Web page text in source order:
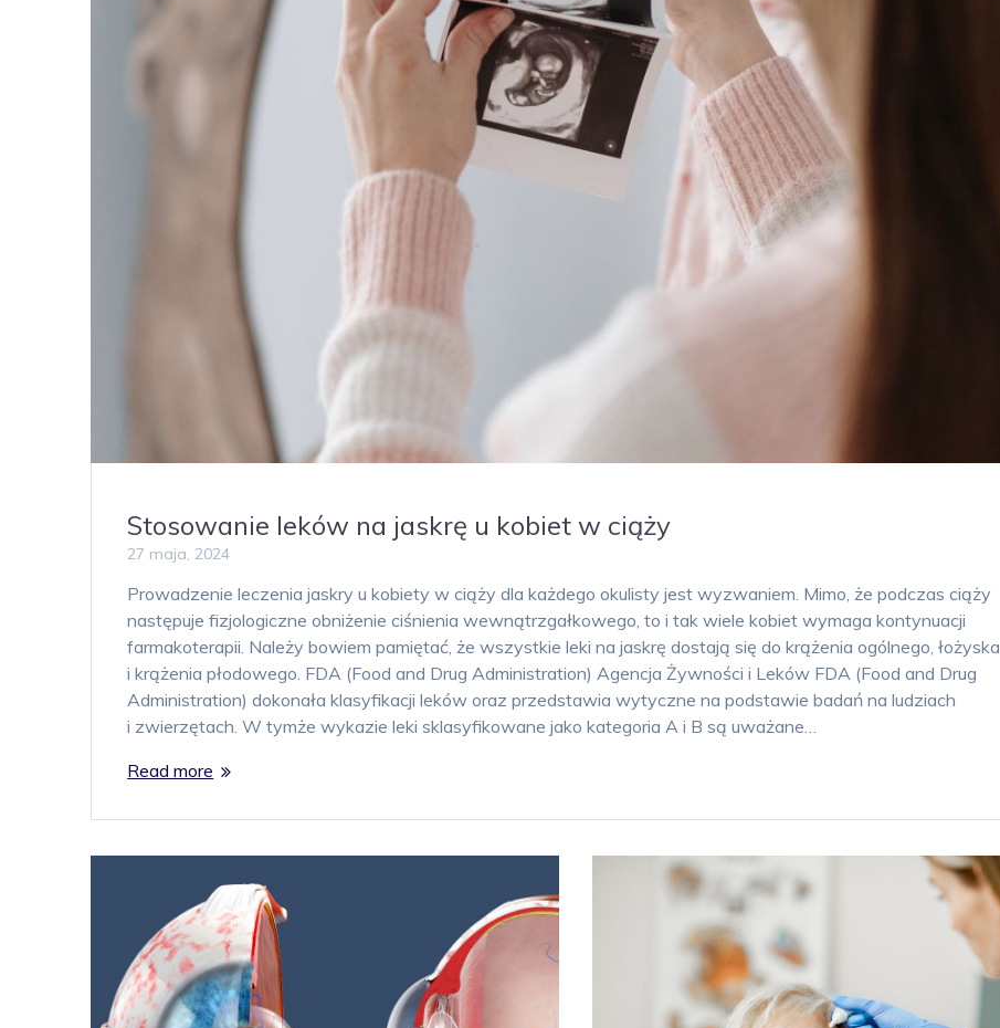
Stosowanie leków na jaskrę u kobiet w ciąży
27 maja, 2024
Prowadzenie leczenia jaskry u kobiety w ciąży dla każdego okulisty jest wyzwaniem. Mimo, że podczas ciąży
następuje fizjologiczne obniżenie ciśnienia wewnątrzgałkowego, to i tak wiele kobiet wymaga kontynuacji
farmakoterapii. Należy bowiem pamiętać, że wszystkie leki na jaskrę dostają się do krążenia ogólnego, łożyska
i krążenia płodowego. FDA (Food and Drug Administration) Agencja Żywności i Leków FDA (Food and Drug
Administration) dokonała klasyfikacji leków oraz przedstawia wytyczne na podstawie badań na ludziach
i zwierzętach. W tymże wykazie leki sklasyfikowane jako kategoria A i B są uważane…
Read more